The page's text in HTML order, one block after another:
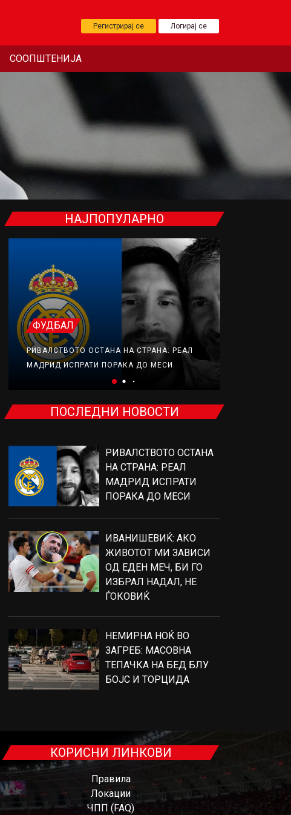
Регистрирај се Логирај се
СООПШТЕНИЈА
НАЈПОПУЛАРНО
ФУДБАЛ
РИВАЛСТВОТО ОСТАНА НА СТРАНА: РЕАЛ
МАДРИД ИСПРАТИ ПОРАКА ДО МЕСИ
ПОСЛЕДНИ НОВОСТИ
РИВАЛСТВОТО ОСТАНА
НА СТРАНА: РЕАЛ
МАДРИД ИСПРАТИ
ПОРАКА ДО МЕСИ
ИВАНИШЕВИЌ: АКО
ЖИВОТОТ МИ ЗАВИСИ
ОД ЕДЕН МЕЧ, БИ ГО
ИЗБРАЛ НАДАЛ, НЕ
ЃОКОВИЌ
НЕМИРНА НОЌ ВО
ЗАГРЕБ: МАСОВНА
ТЕПАЧКА НА БЕД БЛУ
БОЈС И ТОРЦИДА
КОРИСНИ ЛИНКОВИ
Правила
Локации
ЧПП (FAQ)